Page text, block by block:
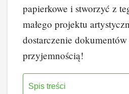
papierkowe i stworzyć z
małego projektu
dostarczenie dokumentów
przyjemnością!
Spis treści